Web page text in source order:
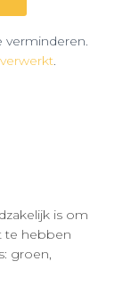
verminderen.
.
is om
te hebben
groen,